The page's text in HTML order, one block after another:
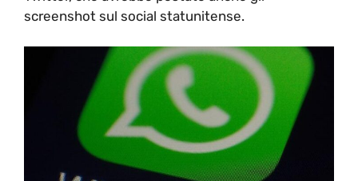
screenshot sul social statunitense.